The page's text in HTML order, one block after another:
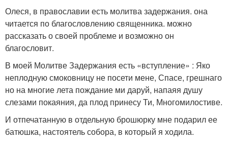
Олеся, в православии есть молитва задержания. она
читается по благословлению священника. можно
рассказать о своей проблеме и возможно он
благословит.
В моей Молитве Задержания есть «вступление» : Яко
неплодную смоковницу не посети мене, Спасе, грешнаго
но на многие лета пождание ми даруй, напаяя душу
слезами покаяния, да плод принесу Ти, Многомилостиве.
И отпечатанную в отдельную брошюрку мне подарил ее
батюшка, настоятель собора, в который я ходила.